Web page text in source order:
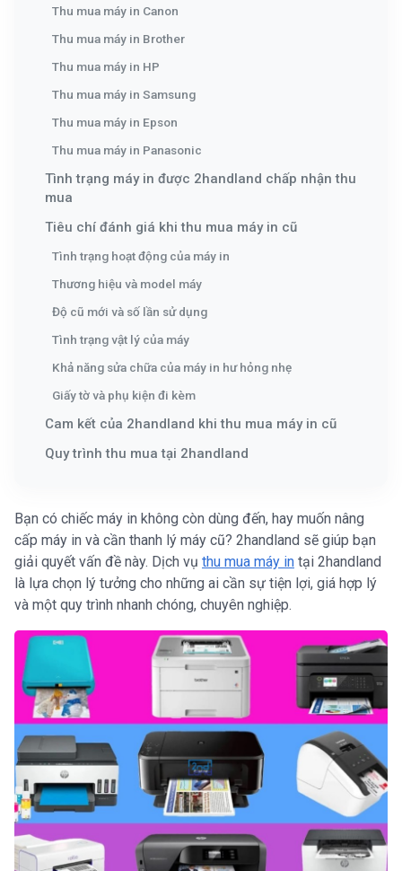
Thu mua máy in Canon
Thu mua máy in Brother
Thu mua máy in HP
Thu mua máy in Samsung
Thu mua máy in Epson
Thu mua máy in Panasonic
Tình trạng máy in được 2handland chấp nhận thu
mua
Tiêu chí đánh giá khi thu mua máy in cũ
Tình trạng hoạt động của máy in
Thương hiệu và model máy
Độ cũ mới và số lần sử dụng
Tình trạng vật lý của máy
Khả năng sửa chữa của máy in hư hỏng nhẹ
Giấy tờ và phụ kiện đi kèm
Cam kết của 2handland khi thu mua máy in cũ
Quy trình thu mua tại 2handland
Bạn có chiếc máy in không còn dùng đến, hay muốn nâng
cấp máy in và cần thanh lý máy cũ? 2handland sẽ giúp bạn
giải quyết vấn đề này. Dịch vụ thu mua máy in tại 2handland
là lựa chọn lý tưởng cho những ai cần sự tiện lợi, giá hợp lý
và một quy trình nhanh chóng, chuyên nghiệp.